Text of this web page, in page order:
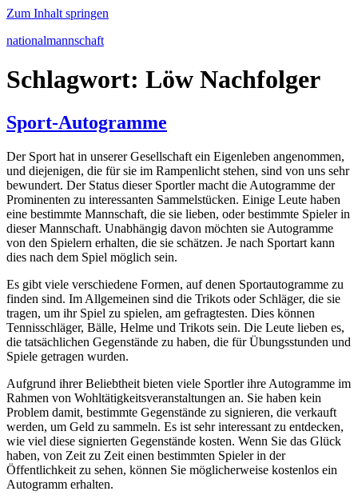
Zum Inhalt springen
nationalmannschaft
Schlagwort: Löw Nachfolger
Sport-Autogramme
Der Sport hat in unserer Gesellschaft ein Eigenleben angenommen,
und diejenigen, die für sie im Rampenlicht stehen, sind von uns sehr
bewundert. Der Status dieser Sportler macht die Autogramme der
Prominenten zu interessanten Sammelstücken. Einige Leute haben
eine bestimmte Mannschaft, die sie lieben, oder bestimmte Spieler in
dieser Mannschaft. Unabhängig davon möchten sie Autogramme
von den Spielern erhalten, die sie schätzen. Je nach Sportart kann
dies nach dem Spiel möglich sein.
Es gibt viele verschiedene Formen, auf denen Sportautogramme zu
finden sind. Im Allgemeinen sind die Trikots oder Schläger, die sie
tragen, um ihr Spiel zu spielen, am gefragtesten. Dies können
Tennisschläger, Bälle, Helme und Trikots sein. Die Leute lieben es,
die tatsächlichen Gegenstände zu haben, die für Übungsstunden und
Spiele getragen wurden.
Aufgrund ihrer Beliebtheit bieten viele Sportler ihre Autogramme im
Rahmen von Wohltätigkeitsveranstaltungen an. Sie haben kein
Problem damit, bestimmte Gegenstände zu signieren, die verkauft
werden, um Geld zu sammeln. Es ist sehr interessant zu entdecken,
wie viel diese signierten Gegenstände kosten. Wenn Sie das Glück
haben, von Zeit zu Zeit einen bestimmten Spieler in der
Öffentlichkeit zu sehen, können Sie möglicherweise kostenlos ein
Autogramm erhalten.